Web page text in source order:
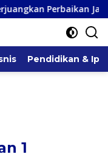
Jalan Pontak-
Pendidikan &
1